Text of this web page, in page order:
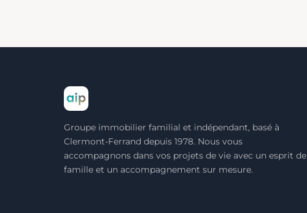
Groupe immobilier familial et indépendant, basé à
Clermont-Ferrand depuis 1978. Nous vous
accompagnons dans vos projets de vie avec un esprit de
famille et un accompagnement sur mesure.